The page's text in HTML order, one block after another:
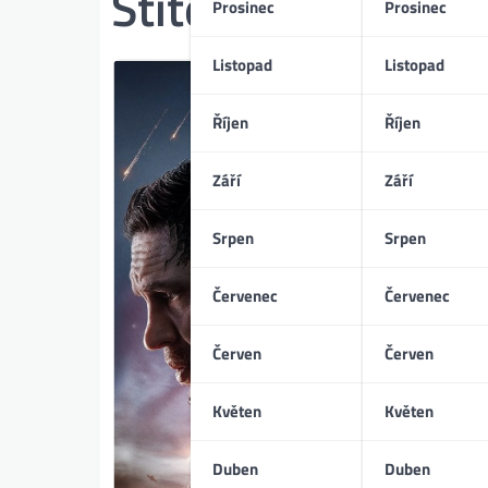
Prosinec
Listopad
Říjen
Září
Srpen
Červenec
Červen
Květen
Duben
Prosinec
Listopad
Říjen
Září
Srpen
Červenec
Červen
Květen
Duben